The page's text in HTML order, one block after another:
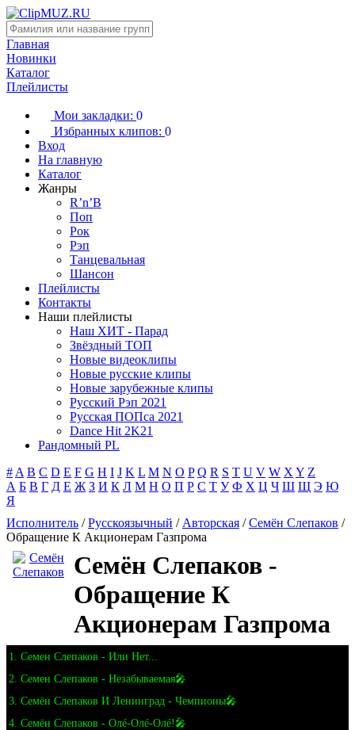
Главная
Новинки
Каталог
Плейлисты
Мои закладки: 0
Избранных клипов: 0
Вход
На главную
Каталог
Жанры
R’n’B
Поп
Рок
Рэп
Танцевальная
Шансон
Плейлисты
Контакты
Наши плейлисты
Наш ХИТ - Парад
Звёздный ТОП
Новые видеоклипы
Новые русские клипы
Новые зарубежные клипы
Русский Рэп 2021
Русская ПОПса 2021
Dance Hit 2K21
Рандомный PL
# A B C D E F G H I J K L M N O P Q R S T U V W X Y Z
А Б В Г Д Е Ж З И К Л М Н О П Р С Т У Ф Х Ц Ч Ш Щ Э Ю
Я
Исполнитель /Русскоязычный / Авторская /Семён Слепаков /
Обращение К Акционерам Газпрома
Семён Слепаков -
Обращение К
Акционерам Газпрома
1. Семен Слепаков - Или Нет...
2. Семен Слепаков - Незабываемая🎤
3. Семён Слепаков И Ленинград - Чемпионы🎤
4. Семён Слепаков - Олé-Олé-Олé!🎤